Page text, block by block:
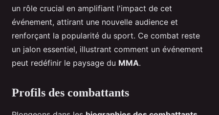
un rôle crucial en amplifiant l'impact de cet
événement, attirant une nouvelle audience et
renforçant la popularité du sport. Ce combat reste
un jalon essentiel, illustrant comment un événement
peut redéfinir le paysage du MMA.
Profils des combattants